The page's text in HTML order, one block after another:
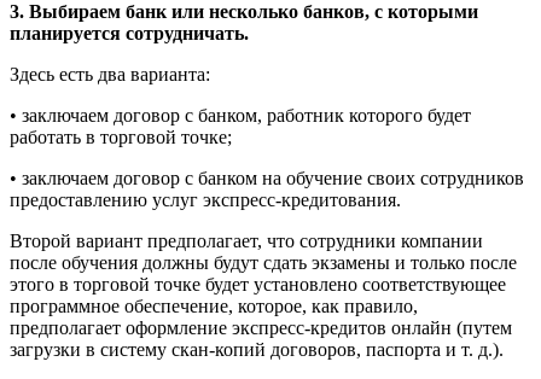
3. Выбираем банк или несколько банков, с которыми
планируется сотрудничать.
Здесь есть два варианта:
• заключаем договор с банком, работник которого будет
работать в торговой точке;
• заключаем договор с банком на обучение своих сотрудников
предоставлению услуг экспресс-кредитования.
Второй вариант предполагает, что сотрудники компании
после обучения должны будут сдать экзамены и только после
этого в торговой точке будет установлено соответствующее
программное обеспечение, которое, как правило,
предполагает оформление экспресс-кредитов онлайн (путем
загрузки в систему скан-копий договоров, паспорта и т. д.).